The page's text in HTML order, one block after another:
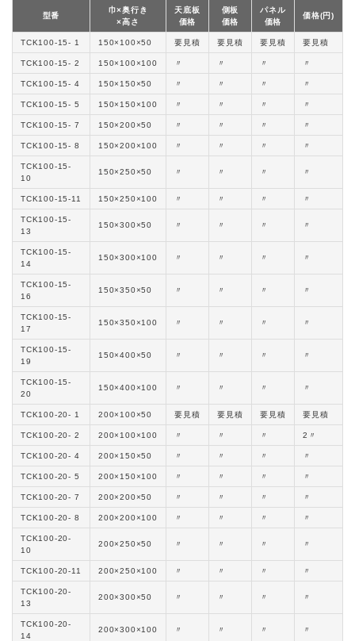
型番
巾×奥行き
×高さ
天底板
価格
側板
価格
パネル
価格
価格(円)
TCK100-15- 1 150×100×50 要見積 要見積 要見積 要見積
TCK100-15- 2 150×100×100 〃 〃 〃 〃
TCK100-15- 4 150×150×50 〃 〃 〃 〃
TCK100-15- 5 150×150×100 〃 〃 〃 〃
TCK100-15- 7 150×200×50 〃 〃 〃 〃
TCK100-15- 8 150×200×100 〃 〃 〃 〃
TCK100-15-
10
150×250×50 〃 〃 〃 〃
TCK100-15-11 150×250×100 〃 〃 〃 〃
TCK100-15-
13
150×300×50 〃 〃 〃 〃
TCK100-15-
14
150×300×100 〃 〃 〃 〃
TCK100-15-
16
150×350×50 〃 〃 〃 〃
TCK100-15-
17
150×350×100 〃 〃 〃 〃
TCK100-15-
19
150×400×50 〃 〃 〃 〃
TCK100-15-
20
150×400×100 〃 〃 〃 〃
TCK100-20- 1 200×100×50 要見積 要見積 要見積 要見積
TCK100-20- 2 200×100×100 〃 〃 〃 2〃
TCK100-20- 4 200×150×50 〃 〃 〃 〃
TCK100-20- 5 200×150×100 〃 〃 〃 〃
TCK100-20- 7 200×200×50 〃 〃 〃 〃
TCK100-20- 8 200×200×100 〃 〃 〃 〃
TCK100-20-
10
200×250×50 〃 〃 〃 〃
TCK100-20-11 200×250×100 〃 〃 〃 〃
TCK100-20-
13
200×300×50 〃 〃 〃 〃
TCK100-20-
14
200×300×100 〃 〃 〃 〃